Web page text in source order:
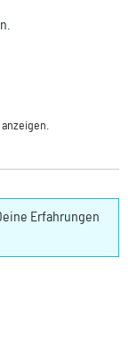
Erfahrungen